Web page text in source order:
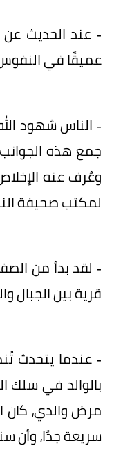
- عند الحديث عن
عميقًا في
- الناس شهود
جمع هذه الجوانب
وعُرف عنه
لمكتب صحيفة
- لقد بدأ من
قرية بين الجبال
- عندما يتحدث
بالوالد في سلك
مرض والدي، كان
سريعة جدًا، وأن